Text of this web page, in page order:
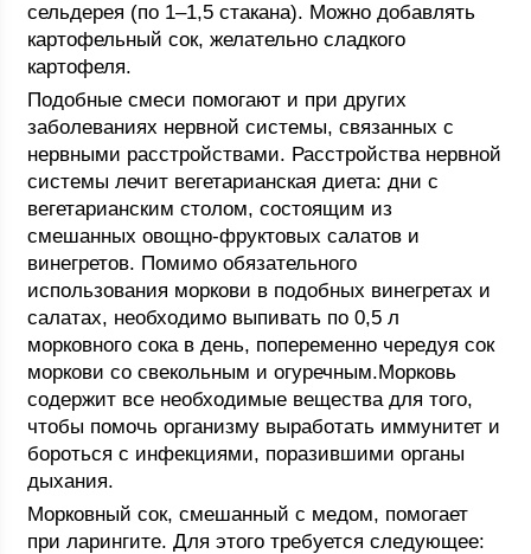
сельдерея (по 1–1,5 стакана). Можно добавлять
картофельный сок, желательно сладкого
картофеля.
Подобные смеси помогают и при других
заболеваниях нервной системы, связанных с
нервными расстройствами. Расстройства нервной
системы лечит вегетарианская диета: дни с
вегетарианским столом, состоящим из
смешанных овощно-фруктовых салатов и
винегретов. Помимо обязательного
использования моркови в подобных винегретах и
салатах, необходимо выпивать по 0,5 л
морковного сока в день, попеременно чередуя сок
моркови со свекольным и огуречным.Морковь
содержит все необходимые вещества для того,
чтобы помочь организму выработать иммунитет и
бороться с инфекциями, поразившими органы
дыхания.
Морковный сок, смешанный с медом, помогает
при ларингите. Для этого требуется следующее: